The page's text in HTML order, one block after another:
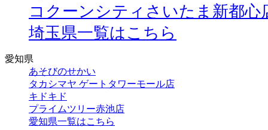
コクーンシティさいたま新都心
埼玉県一覧はこちら
愛知県
あそびのせかい
タカシマヤ ゲートタワーモール店
キドキド
プライムツリー赤池店
愛知県一覧はこちら